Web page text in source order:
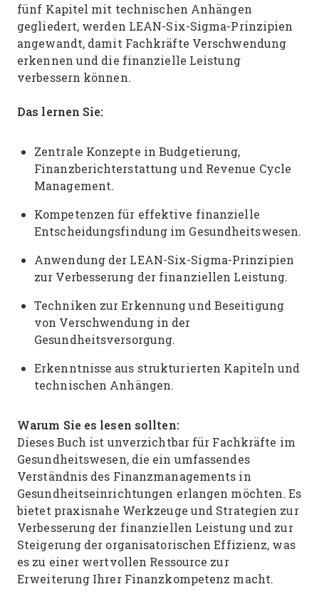
fünf Kapitel mit technischen Anhängen
gegliedert, werden LEAN-Six-Sigma-Prinzipien
angewandt, damit Fachkräfte Verschwendung
erkennen und die finanzielle Leistung
verbessern können.
Das lernen Sie:
Zentrale Konzepte in Budgetierung,
Finanzberichterstattung und Revenue Cycle
Management.
Kompetenzen für effektive finanzielle
Entscheidungsfindung im Gesundheitswesen.
Anwendung der LEAN-Six-Sigma-Prinzipien
zur Verbesserung der finanziellen Leistung.
Techniken zur Erkennung und Beseitigung
von Verschwendung in der
Gesundheitsversorgung.
Erkenntnisse aus strukturierten Kapiteln und
technischen Anhängen.
Warum Sie es lesen sollten:
Dieses Buch ist unverzichtbar für Fachkräfte im
Gesundheitswesen, die ein umfassendes
Verständnis des Finanzmanagements in
Gesundheitseinrichtungen erlangen möchten. Es
bietet praxisnahe Werkzeuge und Strategien zur
Verbesserung der finanziellen Leistung und zur
Steigerung der organisatorischen Effizienz, was
es zu einer wertvollen Ressource zur
Erweiterung Ihrer Finanzkompetenz macht.